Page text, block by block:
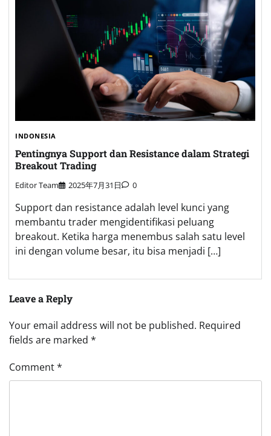
INDONESIA
Pentingnya Support dan Resistance dalam Strategi
Breakout Trading
Editor Team 2025年7月31日 0
Support dan resistance adalah level kunci yang
membantu trader mengidentifikasi peluang
breakout. Ketika harga menembus salah satu level
ini dengan volume besar, itu bisa menjadi […]
Leave a Reply
Your email address will not be published. Required
fields are marked *
Comment*